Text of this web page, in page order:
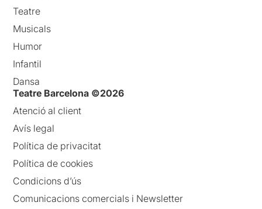
Teatre
Musicals
Humor
Infantil
Dansa
Teatre Barcelona ©2026
Atenció al client
Avís legal
Política de privacitat
Política de cookies
Condicions d’ús
Comunicacions comercials i Newsletter